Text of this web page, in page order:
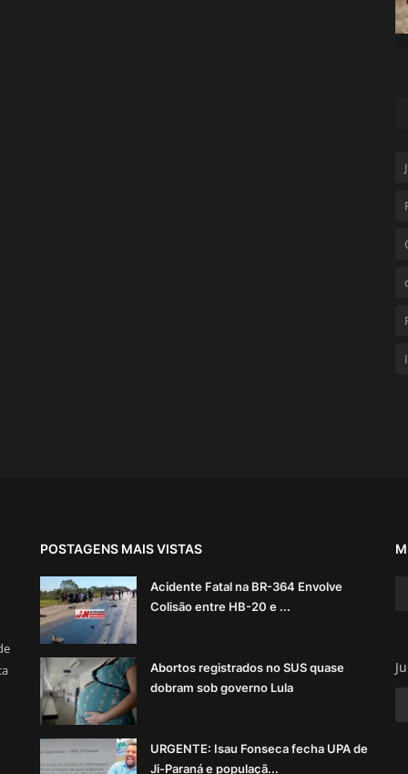
POSTAGENS MAIS VISTAS
Acidente Fatal na BR-364 Envolve
Colisão entre HB-20 e ...
Abortos registrados no SUS quase
dobram sob governo Lula
URGENTE: Isau Fonseca fecha UPA de
Ji-Paraná e populaçã...